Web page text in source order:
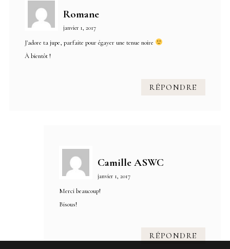
Romane
janvier 1, 2017
J'adore ta jupe, parfaite pour égayer une tenue noire
À bientôt !
RÉPONDRE
Camille ASWC
janvier 1, 2017
Merci beaucoup!
Bisous!
RÉPONDRE